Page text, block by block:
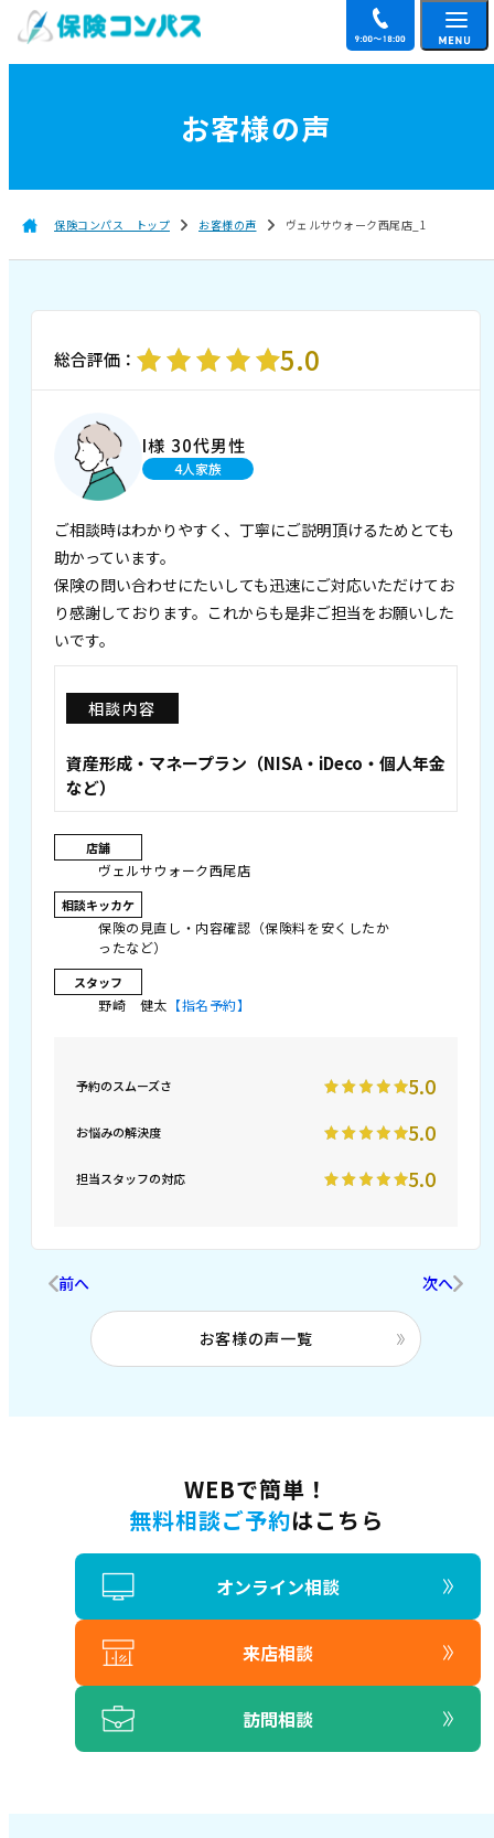
お客様の声
保険コンパス トップ お客様の声 ヴェルサウォーク西尾店_1
総合評価： 5.0
I様 30代男性
4人家族
ご相談時はわかりやすく、丁寧にご説明頂けるためとても
助かっています。
保険の問い合わせにたいしても迅速にご対応いただけてお
り感謝しております。これからも是非ご担当をお願いした
いです。
相談内容
資産形成・マネープラン（NISA・iDeco・個人年金
など）
店舗
ヴェルサウォーク西尾店
相談キッカケ
保険の見直し・内容確認（保険料を安くしたか
ったなど）
スタッフ
野崎 健太 【指名予約】
予約のスムーズさ 5.0
お悩みの解決度 5.0
担当スタッフの対応 5.0
前へ
お客様の声一覧
次へ
WEBで簡単！
無料相談ご予約はこちら
オンライン相談
来店相談
訪問相談